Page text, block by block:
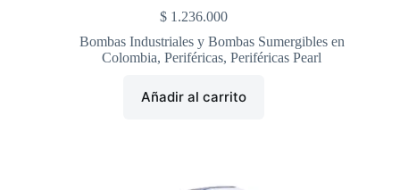
$ 1.236.000
Bombas Industriales y Bombas Sumergibles en
Colombia,Periféricas,Periféricas Pearl
Añadir al carrito